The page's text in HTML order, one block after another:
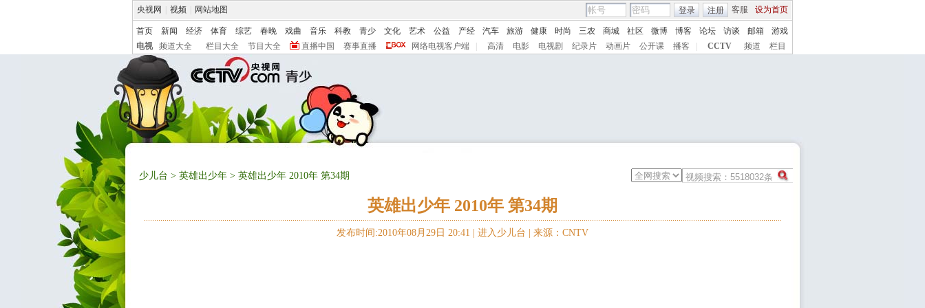
央视网 视频 网站地图 客服 设为首页
登录 注册
首页 新闻 经济 体育 综艺 春晚 戏曲 音乐 科教 青少 文化 艺术 公益 产经 汽车 旅游 健康 时尚 三农 商城 社区 微博 博客 论坛 访谈 邮箱
游戏
电视
频道大全 栏目大全 节目大全 直播中国 赛事直播 网络电视客户端 高清 电影 电视剧 纪录片 动画片 公开课 播客 CCTV 频道 栏目
少儿台 > 英雄出少年 > 英雄出少年 2010年 第34期
英雄出少年 2010年 第34期
发布时间:2010年08月29日 20:41 | 进入少儿台 来源：CNTV